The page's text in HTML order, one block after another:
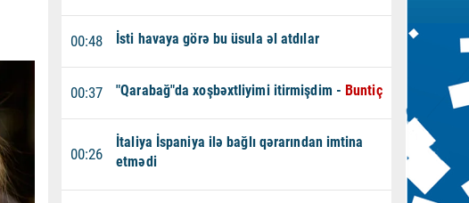
00:48 İsti havaya görə bu üsula əl atdılar
00:37 "Qarabağ"da xoşbəxtliyimi itirmişdim - Buntiç
00:26
İtaliya İspaniya ilə bağlı qərarından imtina
etmədi